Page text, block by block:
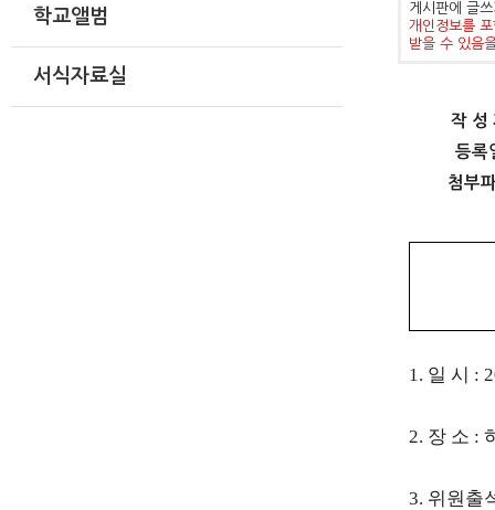
학교앨범
서식자료실
게시판에 글
개인정보를
받을 수 있음
작 성
등록
첨부
1. 일 시 :
2. 장 소 :
3. 위원출